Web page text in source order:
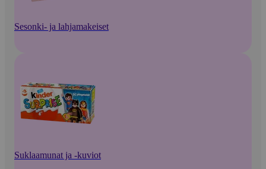
Sesonki- ja lahjamakeiset
Suklaamunat ja -kuviot